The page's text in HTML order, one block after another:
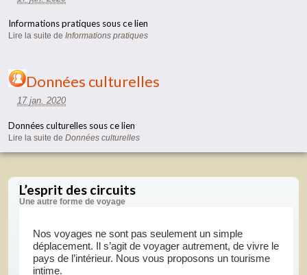
Informations pratiques sous ce lien
Lire la suite deInformations pratiques
Données culturelles
17 jan. 2020
Données culturelles sous ce lien
Lire la suite deDonnées culturelles
L’esprit des circuits
Une autre forme de voyage
Nos voyages ne sont pas seulement un simple
déplacement. Il s’agit de voyager autrement, de vivre le
pays de l’intérieur. Nous vous proposons un tourisme
intime.